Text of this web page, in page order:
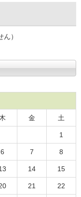
）
金 土
1
6 7 8
14 15
21 22